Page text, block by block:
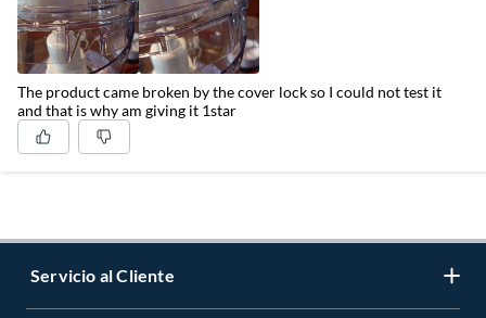
The product came broken by the cover lock so I could not test it
and that is why am giving it 1star
Servicio al Cliente